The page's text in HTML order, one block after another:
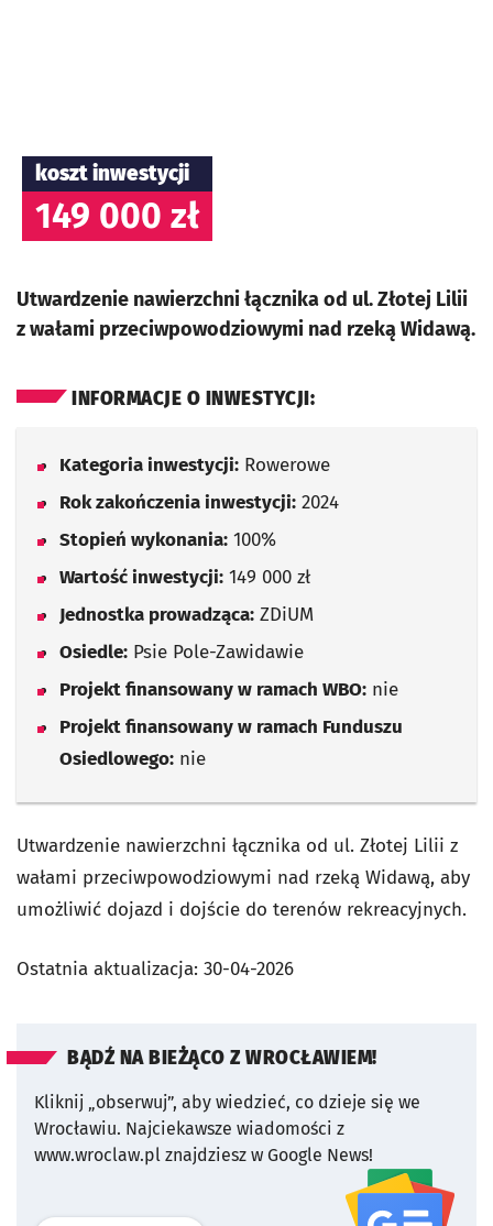
koszt inwestycji
149 000 zł
Utwardzenie nawierzchni łącznika od ul. Złotej Lilii
z wałami przeciwpowodziowymi nad rzeką Widawą.
INFORMACJE O INWESTYCJI:
Kategoria inwestycji: Rowerowe
Rok zakończenia inwestycji: 2024
Stopień wykonania: 100%
Wartość inwestycji: 149 000 zł
Jednostka prowadząca: ZDiUM
Osiedle: Psie Pole-Zawidawie
Projekt finansowany w ramach WBO: nie
Projekt finansowany w ramach Funduszu
Osiedlowego: nie
Utwardzenie nawierzchni łącznika od ul. Złotej Lilii z
wałami przeciwpowodziowymi nad rzeką Widawą, aby
umożliwić dojazd i dojście do terenów rekreacyjnych.
Ostatnia aktualizacja: 30-04-2026
BĄDŹ NA BIEŻĄCO Z WROCŁAWIEM!
Kliknij „obserwuj”, aby wiedzieć, co dzieje się we
Wrocławiu. Najciekawsze wiadomości z
www.wroclaw.pl znajdziesz w Google News!